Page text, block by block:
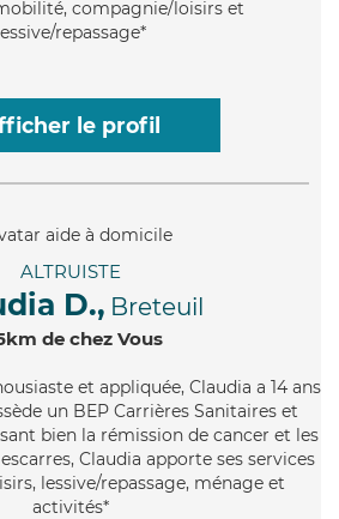
compagnie/loisirs et
lessive/repassage*
le profil
ALTRUISTE
D., Breteuil
de chez Vous
et appliquée, Claudia a 14 ans
un BEP Carrières Sanitaires et
bien la rémission de cancer et les
Claudia apporte ses services
lessive/repassage, ménage et
activités*